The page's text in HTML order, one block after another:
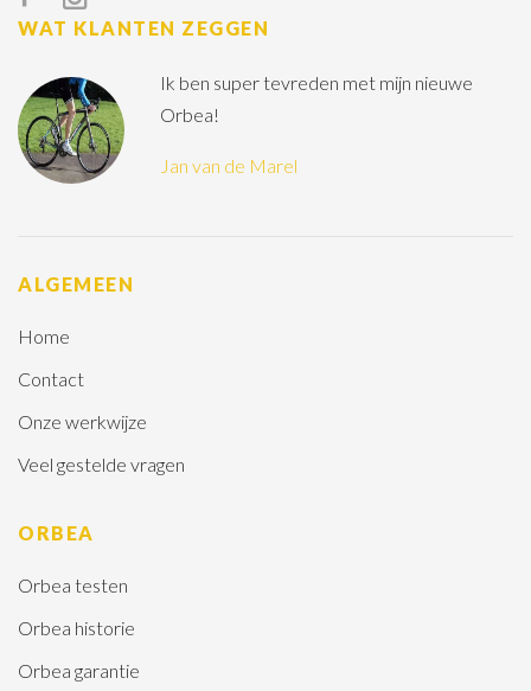
WAT KLANTEN ZEGGEN
Ik ben super tevreden met mijn nieuwe
Orbea!
Jan van de Marel
ALGEMEEN
Home
Contact
Onze werkwijze
Veel gestelde vragen
ORBEA
Orbea testen
Orbea historie
Orbea garantie